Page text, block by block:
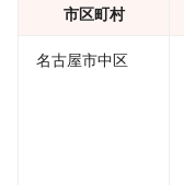
市区町村
名古屋市中区